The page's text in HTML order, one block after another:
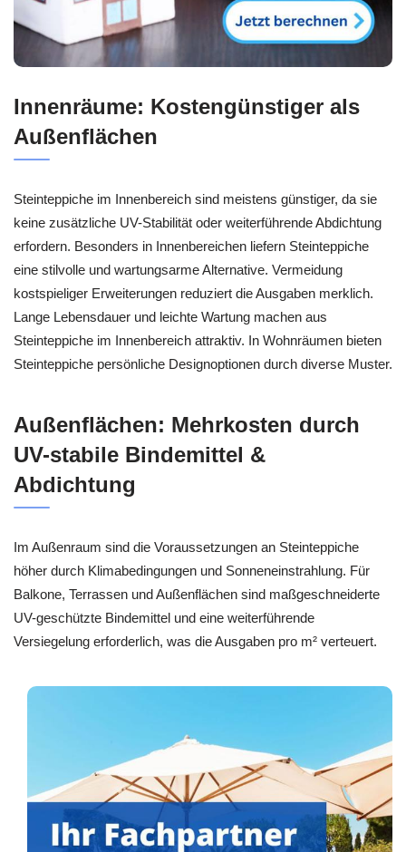
Innenräume: Kostengünstiger als
Außenflächen
Steinteppiche im Innenbereich sind meistens günstiger, da sie
keine zusätzliche UV-Stabilität oder weiterführende Abdichtung
erfordern. Besonders in Innenbereichen liefern Steinteppiche
eine stilvolle und wartungsarme Alternative. Vermeidung
kostspieliger Erweiterungen reduziert die Ausgaben merklich.
Lange Lebensdauer und leichte Wartung machen aus
Steinteppiche im Innenbereich attraktiv. In Wohnräumen bieten
Steinteppiche persönliche Designoptionen durch diverse Muster.
Außenflächen: Mehrkosten durch
UV-stabile Bindemittel &
Abdichtung
Im Außenraum sind die Voraussetzungen an Steinteppiche
höher durch Klimabedingungen und Sonneneinstrahlung. Für
Balkone, Terrassen und Außenflächen sind maßgeschneiderte
UV-geschützte Bindemittel und eine weiterführende
Versiegelung erforderlich, was die Ausgaben pro m² verteuert.